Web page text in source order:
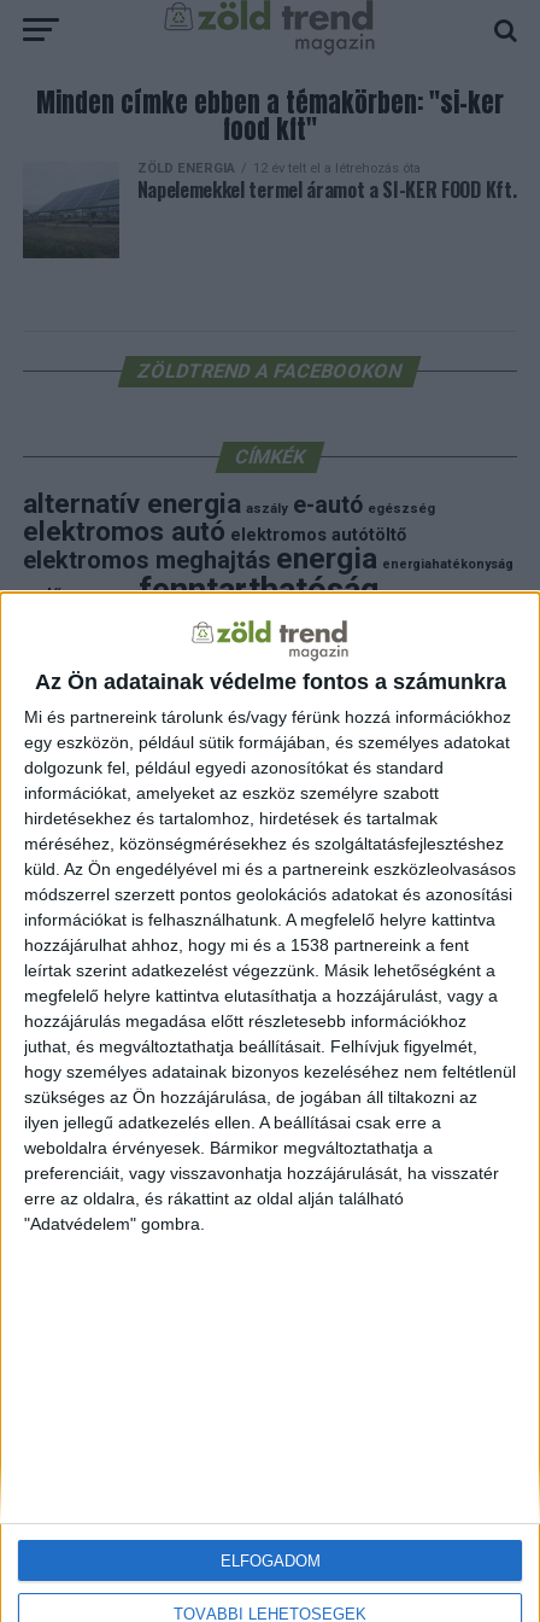
Az Ön adatainak védelme fontos a számunkra
Mi és partnereink tárolunk és/vagy férünk hozzá információkhoz
egy eszközön, például sütik formájában, és személyes adatokat
dolgozunk fel, például egyedi azonosítókat és standard
információkat, amelyeket az eszköz személyre szabott
hirdetésekhez és tartalomhoz, hirdetések és tartalmak
méréséhez, közönségmérésekhez és szolgáltatásfejlesztéshez
küld. Az Ön engedélyével mi és a partnereink eszközleolvasásos
módszerrel szerzett pontos geolokációs adatokat és azonosítási
információkat is felhasználhatunk. A megfelelő helyre kattintva
hozzájárulhat ahhoz, hogy mi és a 1538 partnereink a fent
leírtak szerint adatkezelést végezzünk. Másik lehetőségként a
megfelelő helyre kattintva elutasíthatja a hozzájárulást, vagy a
hozzájárulás megadása előtt részletesebb információkhoz
juthat, és megváltoztathatja beállításait. Felhívjuk figyelmét,
hogy személyes adatainak bizonyos kezeléséhez nem feltétlenül
szükséges az Ön hozzájárulása, de jogában áll tiltakozni az
ilyen jellegű adatkezelés ellen. A beállításai csak erre a
weboldalra érvényesek. Bármikor megváltoztathatja a
preferenciáit, vagy visszavonhatja hozzájárulását, ha visszatér
erre az oldalra, és rákattint az oldal alján található
"Adatvédelem" gombra.
TOVÁBBI LEHETŐSÉGEK
ELFOGADOM
Minden címke ebben a témakörben: "si-ker
food kft"
ZÖLD ENERGIA 12 év telt el a létrehozás óta
Napelemekkel termel áramot a SI-KER FOOD Kft.
ZÖLDTREND A FACEBOOKON
CÍMKÉK
alternatív energia aszály e-autó egészség
elektromos autó elektromos autótöltő
elektromos meghajtás energia energiahatékonyság
erdő fejlesztés fenntarthatóság fotovoltaikus
hulladék időjárás klímaváltozás
környezet
környezetvédelem környezetvédelmi hírek
közlekedés megújuló energia mezőgazdaság
napelemnapelemeknapenergia
naperőmű solar solar energy szelektiv hulladék természet
természetvédelem villamosenergia villanyautó víz
autó
zöld energia zöld energiaforrás zöld hirek
állatvédelem áram életmód újrahasznosítás
FRISS HÍREK
ZÖLDINFÓ 10 óra telt el a létrehozás óta
Budapest zöldterületeit a kánikulában is öntözni kell
– a Főkert indokolta a korlátozást
ZÖLDINFÓ 10 óra telt el a létrehozás óta
A hőség miatt korlátozzák az atomerőmű
működését Szlovéniában
ZÖLDINFÓ 17 óra telt el a létrehozás óta
Történelmi mélypontra apadt a Duna,
beavatkozással mentik az atomerőművet
ZÖLDINFÓ 2 nap telt el a létrehozás óta